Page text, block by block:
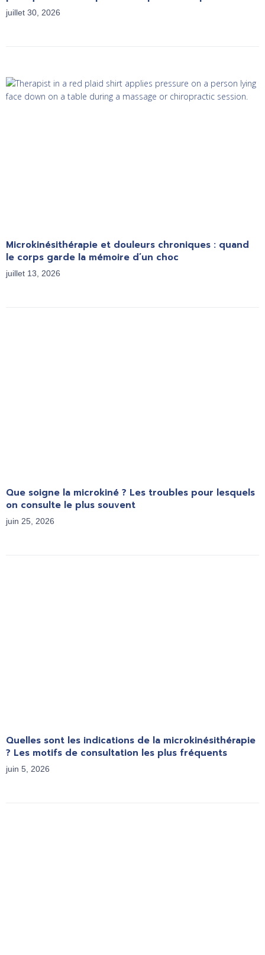
juillet 30, 2026
Microkinésithérapie et douleurs chroniques : quand
le corps garde la mémoire d’un choc
juillet 13, 2026
Que soigne la microkiné ? Les troubles pour lesquels
on consulte le plus souvent
juin 25, 2026
Quelles sont les indications de la microkinésithérapie
? Les motifs de consultation les plus fréquents
juin 5, 2026